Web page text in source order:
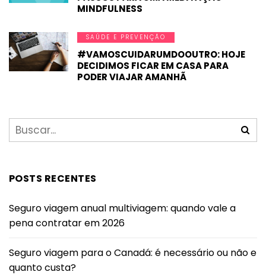
MINDFULNESS
SAÚDE E PREVENÇÃO
#VAMOSCUIDARUMDOOUTRO: HOJE
DECIDIMOS FICAR EM CASA PARA
PODER VIAJAR AMANHÃ
POSTS RECENTES
Seguro viagem anual multiviagem: quando vale a
pena contratar em 2026
Seguro viagem para o Canadá: é necessário ou não e
quanto custa?